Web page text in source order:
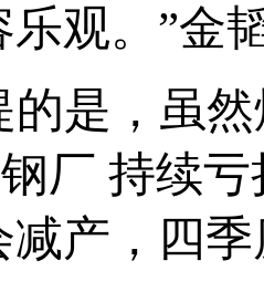
乐观。”金
是，虽然
厂 持续
减产，四